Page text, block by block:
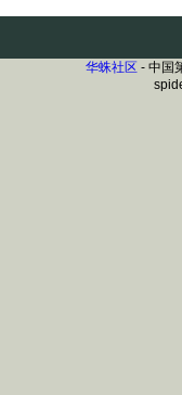
华蛛社区- 中国